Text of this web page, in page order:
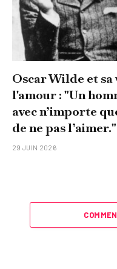
Oscar Wilde et
l'amour : "Un
avec n’importe
de ne pas l’aimer."
29 JUIN 2026